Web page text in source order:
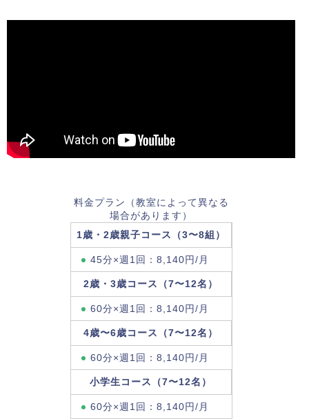
料金プラン（教室によって異なる
場合があります）
1歳・2歳親子コース（3〜8組）
45分×週1回：8,140円/月
2歳・3歳コース（7〜12名）
60分×週1回：8,140円/月
4歳〜6歳コース（7〜12名）
60分×週1回：8,140円/月
小学生コース（7〜12名）
60分×週1回：8,140円/月